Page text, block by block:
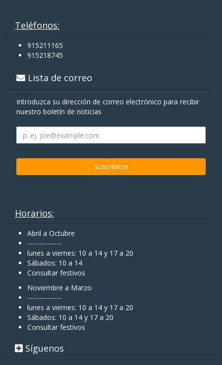
Teléfonos:
915211165
915218745
Lista de correo
Introduzca su dirección de correo electrónico para recibir
nuestro boletín de noticias
Horarios:
Abril a Octubre
--------------
lunes a viernes: 10 a 14 y 17 a 20
Sábados: 10 a 14
Consultar festivos
Noviembre a Marzo
--------------
lunes a viernes: 10 a 14 y 17 a 20
Sábados: 10 a 14 y 17 a 20
Consultar festivos
Síguenos